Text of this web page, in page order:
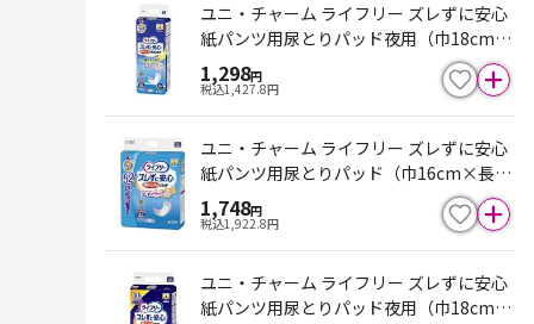
ユニ・チャーム ライフリー ズレずに安心
紙パンツ用尿とりパッド夜用（巾18cm×
長さ51cm ※排尿4回分）20枚
1,298円
税込1,427.8円
ユニ・チャーム ライフリー ズレずに安心
紙パンツ用尿とりパッド（巾16cm×長さ
45.5cm ※排尿2回分）52枚
1,748円
税込1,922.8円
ユニ・チャーム ライフリー ズレずに安心
紙パンツ用尿とりパッド夜用（巾18cm×